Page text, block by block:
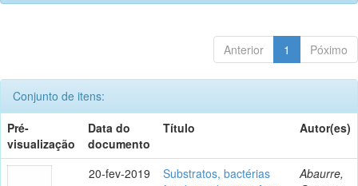
Anterior 1 Póximo
Conjunto de itens:
Pré-
visualização
Data do
documento
Título Autor(es)
20-fev-2019
Substratos, bactérias
Abaurre,